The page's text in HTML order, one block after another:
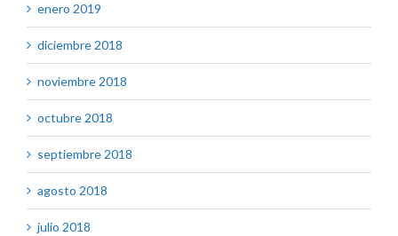
enero 2019
diciembre 2018
noviembre 2018
octubre 2018
septiembre 2018
agosto 2018
julio 2018